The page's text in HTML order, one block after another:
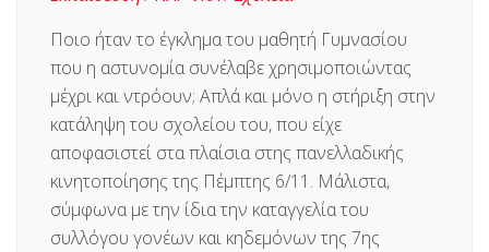
Ποιο ήταν το έγκλημα του μαθητή Γυμνασίου
που η αστυνομία συνέλαβε χρησιμοποιώντας
μέχρι και ντρόουν; Απλά και μόνο η στήριξη στην
κατάληψη του σχολείου του, που είχε
αποφασιστεί στα πλαίσια στης πανελλαδικής
κινητοποίησης της Πέμπτης 6/11. Μάλιστα,
σύμφωνα με την ίδια την καταγγελία του
συλλόγου γονέων και κηδεμόνων της 7ης